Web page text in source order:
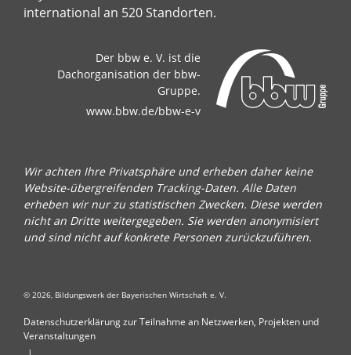
international an 520 Standorten.
Der bbw e. V. ist die
Dachorganisation der bbw-
Gruppe.
www.bbw.de/bbw-e-v
Wir achten Ihre Privatsphäre und erheben daher keine
Website-übergreifenden Tracking-Daten. Alle Daten
erheben wir nur zu statistischen Zwecken. Diese werden
nicht an Dritte weitergegeben. Sie werden anonymisiert
und sind nicht auf konkrete Personen zurückzuführen.
© 2026, Bildungswerk der Bayerischen Wirtschaft e. V.
Datenschutzerklärung zur Teilnahme an Netzwerken, Projekten und
Veranstaltungen